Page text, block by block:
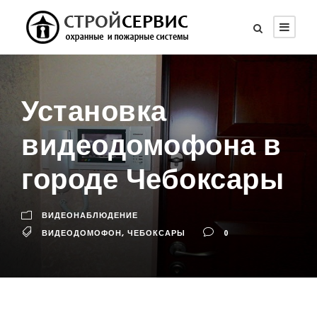
Установка
видеодомофона в
городе Чебоксары
ВИДЕОНАБЛЮДЕНИЕ
ВИДЕОДОМОФОН, ЧЕБОКСАРЫ 0